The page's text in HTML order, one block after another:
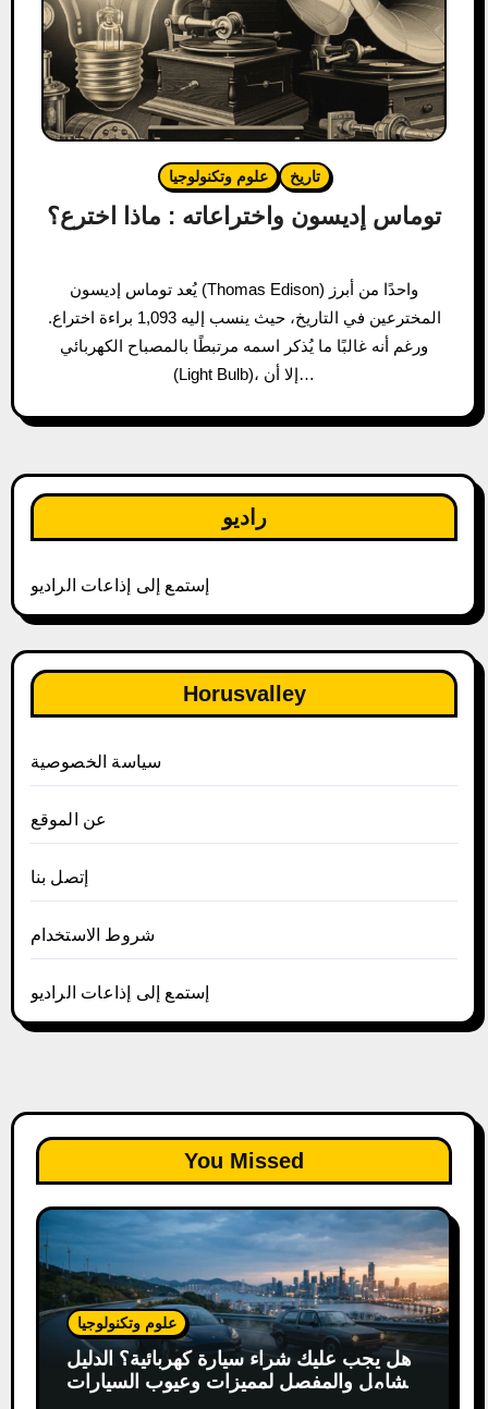
علوم وتكنولوجيا تاريخ
توماس إديسون واختراعاته : ماذا اخترع؟
يُعد توماس إديسون (Thomas Edison) واحدًا من أبرز
المخترعين في التاريخ، حيث ينسب إليه 1,093 براءة اختراع.
ورغم أنه غالبًا ما يُذكر اسمه مرتبطًا بالمصباح الكهربائي
(Light Bulb)، إلا أن…
راديو
إستمع إلى إذاعات الراديو
Horusvalley
سياسة الخصوصية
عن الموقع
إتصل بنا
شروط الاستخدام
إستمع إلى إذاعات الراديو
You Missed
علوم وتكنولوجيا
هل يجب عليك شراء سيارة كهربائية؟ الدليل
الشامل والمفصل لمميزات وعيوب السيارات